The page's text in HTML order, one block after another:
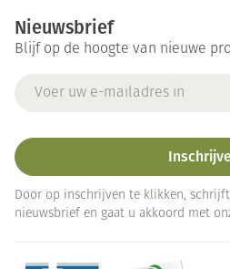
Nieuwsbrief
Blijf op de hoogte van nieuwe
Door op inschrijven te klikken,
nieuwsbrief en gaat u akkoord met